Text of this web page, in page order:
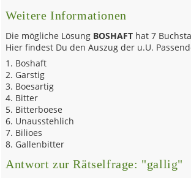
Weitere Informationen
Die mögliche Lösung BOSHAFT hat 7
Hier findest Du den Auszug der u.U.
Boshaft
Garstig
Boesartig
Bitter
Bitterboese
Unausstehlich
Bilioes
Gallenbitter
Antwort zur Rätselfrage: "gallig"